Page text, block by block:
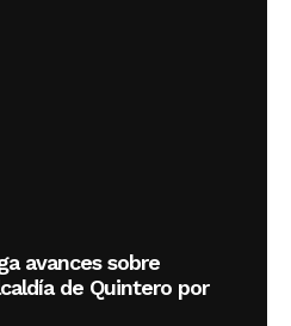
avances sobre
de Quintero por